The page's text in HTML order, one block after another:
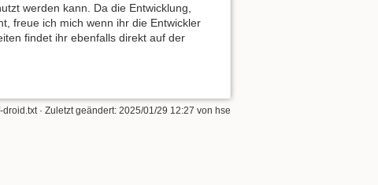
werden kann. Da die Entwicklung,
freue ich mich wenn ihr die Entwickler
findet ihr ebenfalls direkt auf der
droid.txt · Zuletzt geändert: 2025/01/29 12:27 von hse